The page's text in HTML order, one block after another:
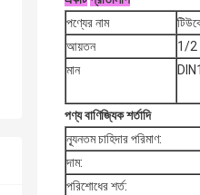
পণ্যের নাম
আয়তন
1/2
মান
পণ্য বাণিজ্যিক শর্তাদি
ন্যূনতম চাহিদার পরিমাণ:
দাম:
পরিশোধের শর্ত: